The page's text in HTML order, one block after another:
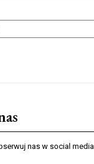
nas w social media